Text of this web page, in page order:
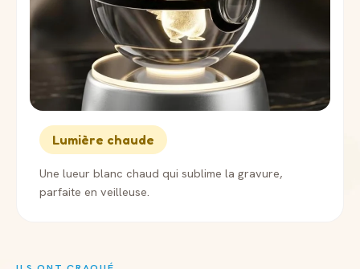
Lumière chaude
Une lueur blanc chaud qui sublime la gravure,
parfaite en veilleuse.